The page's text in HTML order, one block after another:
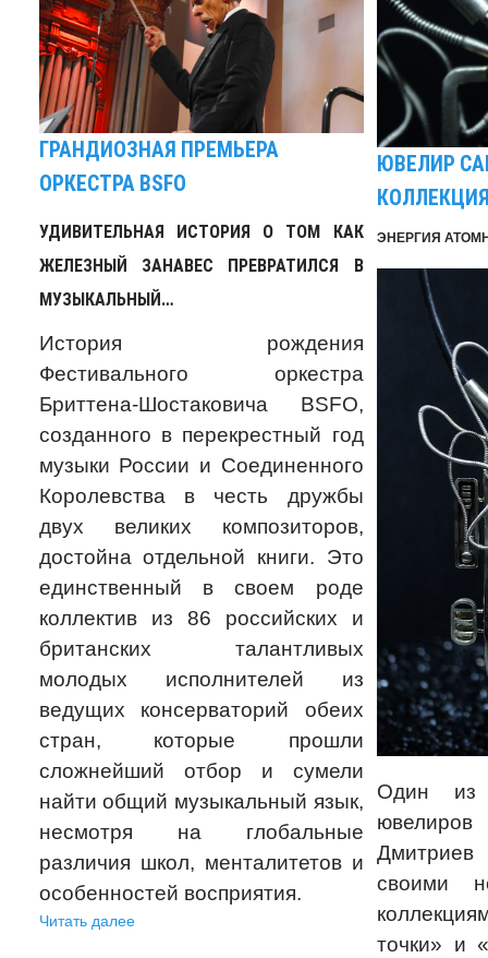
ГРАНДИОЗНАЯ ПРЕМЬЕРА
ОРКЕСТРА BSFO
УДИВИТЕЛЬНАЯ ИСТОРИЯ О ТОМ КАК
ЖЕЛЕЗНЫЙ ЗАНАВЕС ПРЕВРАТИЛСЯ В
МУЗЫКАЛЬНЫЙ…
История рождения
Фестивального оркестра
Бриттена-Шостаковича BSFO,
созданного в перекрестный год
музыки России и Соединенного
Королевства в честь дружбы
двух великих композиторов,
достойна отдельной книги. Это
единственный в своем роде
коллектив из 86 российских и
британских талантливых
молодых исполнителей из
ведущих консерваторий обеих
стран, которые прошли
сложнейший отбор и сумели
найти общий музыкальный язык,
несмотря на глобальные
различия школ, менталитетов и
особенностей восприятия.
Читать далее
ЮВЕЛИР
ЭНЕРГИЯ
Один из
своими
точки» и